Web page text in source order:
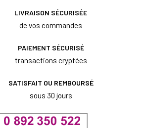
LIVRAISON SÉCURISÉE
de vos commandes
PAIEMENT SÉCURISÉ
transactions cryptées
SATISFAIT OU REMBOURSÉ
sous 30 jours